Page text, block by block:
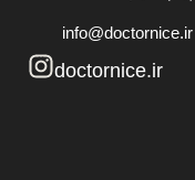
info@doctornice.ir
doctornice.ir